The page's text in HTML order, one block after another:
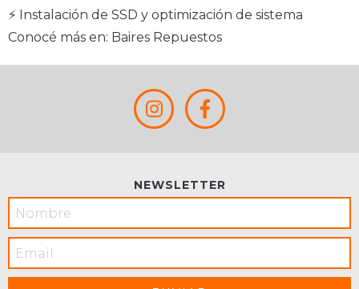
⚡ Instalación de SSD y optimización de sistema
Conocé más en: Baires Repuestos
NEWSLETTER